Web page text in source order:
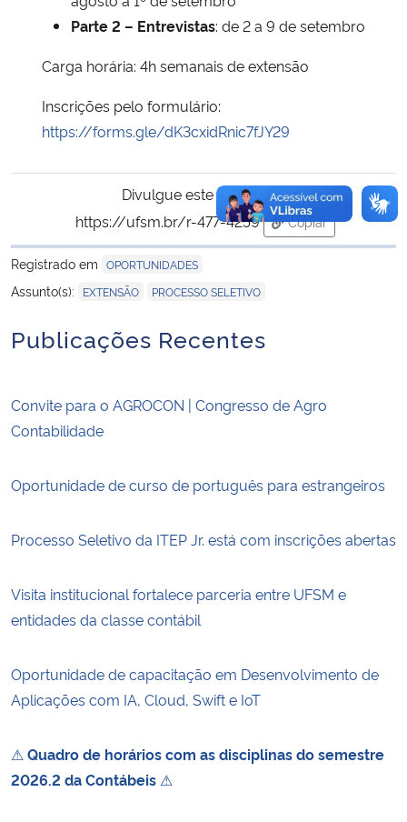
Parte 2 – Entrevistas: de 2 a 9 de setembro
Carga horária: 4h semanais de extensão
Inscrições pelo formulário:
https://forms.gle/dK3cxidRnic7fJY29
Divulgue este conteúdo:
https://ufsm.br/r-477-4259
Copiar
para área de
Registrado em OPORTUNIDADES
Assunto(s): EXTENSÃO PROCESSO SELETIVO
Publicações Recentes
Convite para o AGROCON | Congresso de Agro
Contabilidade
Oportunidade de curso de português para estrangeiros
Processo Seletivo da ITEP Jr. está com inscrições abertas
Visita institucional fortalece parceria entre UFSM e
entidades da classe contábil
Oportunidade de capacitação em Desenvolvimento de
Aplicações com IA, Cloud, Swift e IoT
⚠ Quadro de horários com as disciplinas do semestre
2026.2 da Contábeis ⚠